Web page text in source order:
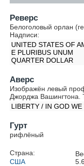
Реверс
Белоголовый орлан
Надписи:
UNITED STATES OF
E PLURIBUS UNUM
QUARTER DOLLAR
Аверс
Изображён левый
Джорджа Вашингтона.
LIBERTY / IN GOD WE
Гурт
рифлёный
Страна:
США